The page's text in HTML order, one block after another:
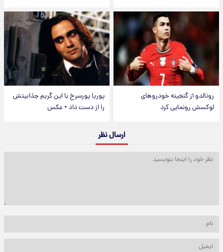
رونالدو از گنجینه خودروهای
لوکسش رونمایی کرد
پوریا پورسرخ با این گریم جذابیتش
را از دست داد + عکس
ارسال نظر